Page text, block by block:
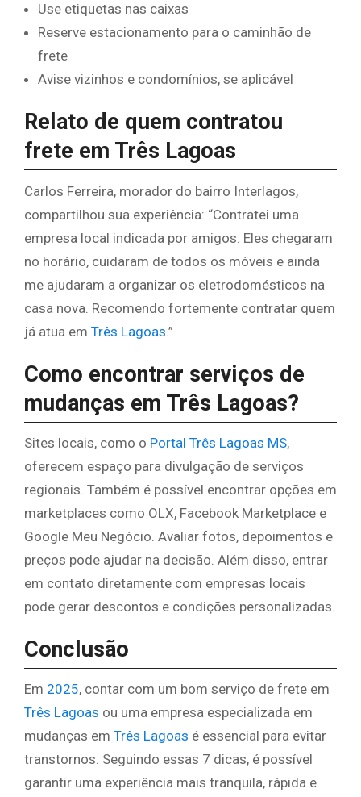
Use etiquetas nas caixas
Reserve estacionamento para o caminhão de
frete
Avise vizinhos e condomínios, se aplicável
Relato de quem contratou
frete em Três Lagoas
Carlos Ferreira, morador do bairro Interlagos,
compartilhou sua experiência: “Contratei uma
empresa local indicada por amigos. Eles chegaram
no horário, cuidaram de todos os móveis e ainda
me ajudaram a organizar os eletrodomésticos na
casa nova. Recomendo fortemente contratar quem
já atua em Três Lagoas .”
Como encontrar serviços de
mudanças em Três Lagoas?
Sites locais, como o Portal Três Lagoas MS,
oferecem espaço para divulgação de serviços
regionais. Também é possível encontrar opções em
marketplaces como OLX, Facebook Marketplace e
Google Meu Negócio. Avaliar fotos, depoimentos e
preços pode ajudar na decisão. Além disso, entrar
em contato diretamente com empresas locais
pode gerar descontos e condições personalizadas.
Conclusão
Em 2025, contar com um bom serviço de frete em
Três Lagoas ou uma empresa especializada em
mudanças em Três Lagoas é essencial para evitar
transtornos. Seguindo essas 7 dicas, é possível
garantir uma experiência mais tranquila, rápida e